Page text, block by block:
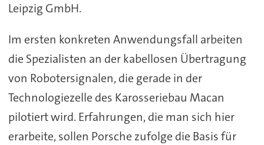
Leipzig GmbH.
Im ersten konkreten Anwendungsfall arbeiten
die Spezialisten an der kabellosen Übertragung
von Robotersignalen, die gerade in der
Technologiezelle des Karosseriebau Macan
pilotiert wird. Erfahrungen, die man sich hier
erarbeite, sollen Porsche zufolge die Basis für